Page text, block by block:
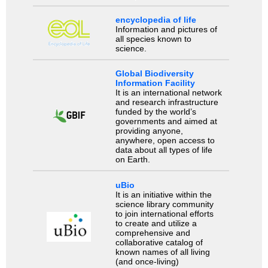
encyclopedia of life
Information and pictures of
all species known to
science.
Global Biodiversity
Information Facility
It is an international network
and research infrastructure
funded by the world’s
governments and aimed at
providing anyone,
anywhere, open access to
data about all types of life
on Earth.
uBio
It is an initiative within the
science library community
to join international efforts
to create and utilize a
comprehensive and
collaborative catalog of
known names of all living
(and once-living)